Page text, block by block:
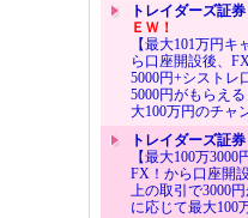
トレイダーズ証
ＥＷ！
【最大101万円
ら口座開設後、
5000円+シストレ
5000円がもらえ
大100万円のチャ
トレイダーズ証
【最大100万
FX！から口座開
上の取引で3000
に応じて最大100